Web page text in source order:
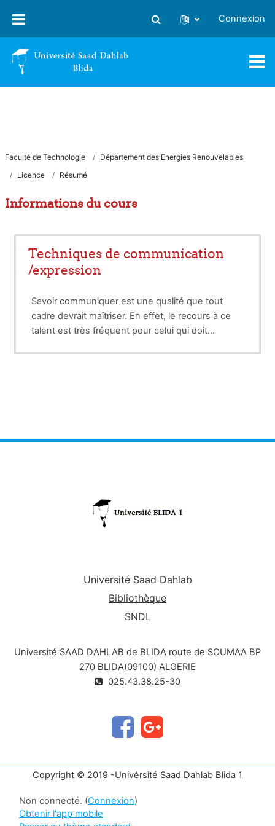
Activer/désactiver la saisie
Connexion
Faculté de Technologie
Département des Energies Renouvelables
Licence
Résumé
Informations du cours
Techniques de communication
/expression
Savoir communiquer est une qualité que tout
cadre devrait maîtriser. En effet, le recours à ce
talent est très fréquent pour celui qui doit
Université Saad Dahlab
Bibliothèque
SNDL
Université SAAD DAHLAB de BLIDA route de SOUMAA BP
270 BLIDA(09100) ALGERIE
025.43.38.25-30
Copyright © 2019 -Univérsité Saad Dahlab Blida 1
Non connecté. (Connexion)
Obtenir l'app mobile